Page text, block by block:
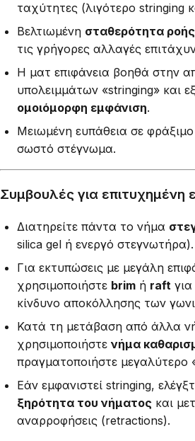
ταχύτητες (λιγότερο stringing
Βελτιωμένη σταθερότητα ροής
τις γρήγορες αλλαγές
Η ματ επιφάνεια βοηθά στην
υπολειμμάτων «stringing» και
ομοιόμορφη εμφάνιση.
Μειωμένη ευπάθεια σε
σωστό στέγνωμα.
Συμβουλές για επιτυχημένη
Διατηρείτε πάντα το νήμα
silica gel ή ενεργό στεγνωτήρα).
Για εκτυπώσεις με μεγάλη
χρησιμοποιήστε brim ή raft
κίνδυνο αποκόλλησης των
Κατά τη μετάβαση από άλλα
χρησιμοποιήστε νήμα
πραγματοποιήστε μεγαλύτερο
Εάν εμφανιστεί stringing,
ξηρότητα του νήματος και
αναρροφήσεις (retractions).